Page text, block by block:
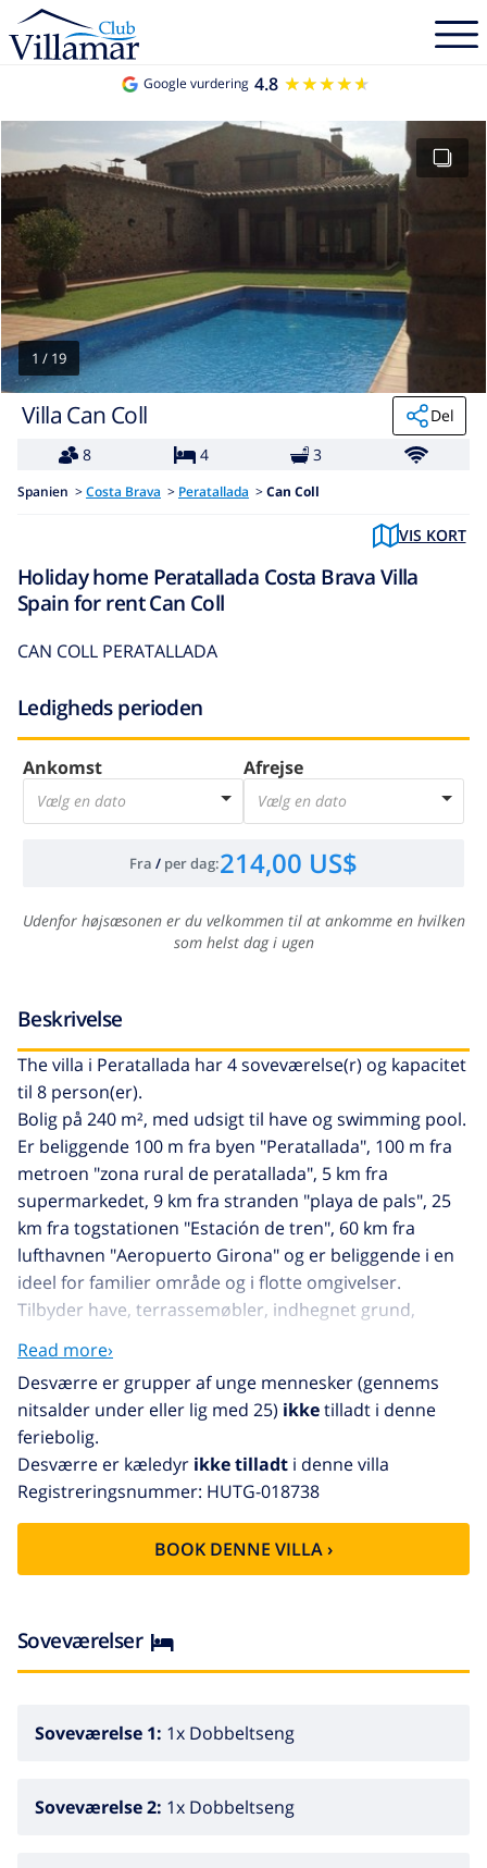
Google vurdering 4.8 ★★★★★
★★★★★
1 / 19
Villa Can Coll
Del
8
4 3
Spanien > Costa Brava > Peratallada > Can Coll
VIS KORT
Holiday home Peratallada Costa Brava Villa
Spain for rent Can Coll
CAN COLL PERATALLADA
Ledigheds perioden
Ankomst
Vælg en dato
Afrejse
Vælg en dato
Fra / per dag:214,00 US$
Udenfor højsæsonen er du velkommen til at ankomme en hvilken
som helst dag i ugen
Beskrivelse
The villa i Peratallada har 4 soveværelse(r) og kapacitet
til 8 person(er).
Bolig på 240 m², med udsigt til have og swimming pool.
Er beliggende 100 m fra byen "Peratallada", 100 m fra
metroen "zona rural de peratallada", 5 km fra
supermarkedet, 9 km fra stranden "playa de pals", 25
km fra togstationen "Estación de tren", 60 km fra
lufthavnen "Aeropuerto Girona" og er beliggende i en
ideel for familier område og i flotte omgivelser.
Tilbyder have, terrassemøbler, indhegnet grund,
terrasse, vaskemaskine, grill, strygejern, internet (wifi),
swimming pool privat, garage, 1 TV.
The køkken, på gas, med service og køleskab,
mikroovn, ovn, fryser, opvaskemaskine,
tallerkener/bestik, køkkenredskaber, kaffemaskine og
brødrister.
Read more›
Desværre er grupper af unge mennesker (gennems
nitsalder under eller lig med 25) ikketilladt i denne
feriebolig.
Desværre er kæledyr ikke tilladt i denne villa
Registreringsnummer: HUTG-018738
BOOK DENNE VILLA ›
Soveværelser
Soveværelse 1: 1x Dobbeltseng
Soveværelse 2: 1x Dobbeltseng